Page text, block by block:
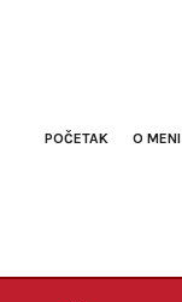
POČETAK O MENI